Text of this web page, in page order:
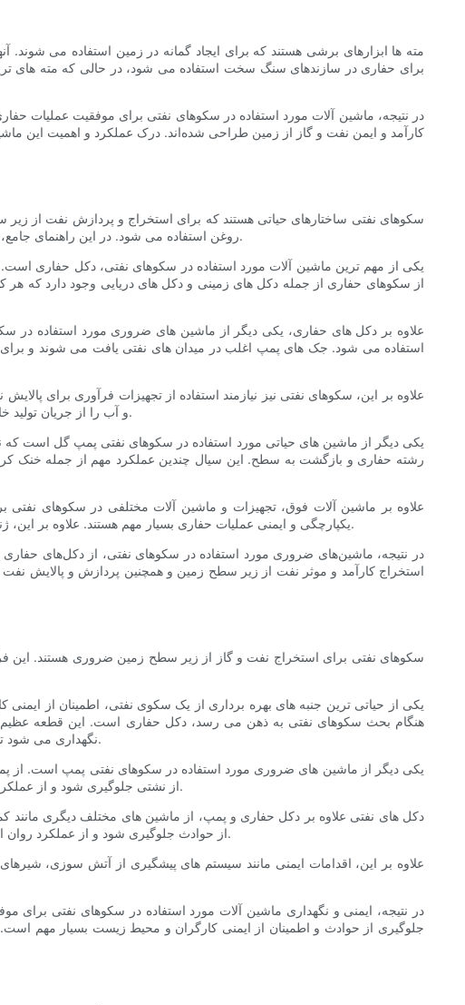
مته ها ابزارهای برشی هستند که برای ایجاد گمانه در زمین استفاده می
برای حفاری در سازندهای سنگ سخت استفاده می شود، در حالی که مته های
در نتیجه، ماشین آلات مورد استفاده در سکوهای نفتی برای موفقیت
کارآمد و ایمن نفت و گاز از زمین طراحی شده‌اند. درک عملکرد و اهمیت این
سکوهای نفتی ساختارهای حیاتی هستند که برای استخراج و پردازش نفت از
روغن استفاده می شود. در این راهنمای جامع، ماشین‌های ضروری مورد استفاده در سکوهای نفتی را بررسی می‌کنیم و عملکرد و اهمیت آنها را در فرآیند استخراج نفت برجسته می‌کنیم.
یکی از مهم ترین ماشین آلات مورد استفاده در سکوهای نفتی، دکل حفاری است.
از سکوهای حفاری از جمله دکل های زمینی و دکل های دریایی وجود دارد که هر
علاوه بر دکل های حفاری، یکی دیگر از ماشین های ضروری مورد استفاده در
استفاده می شود. جک های پمپ اغلب در میدان های نفتی یافت می شوند و برای
علاوه بر این، سکوهای نفتی نیز نیازمند استفاده از تجهیزات فرآوری برای
و آب را از جریان تولید خام جدا می کند. جداکننده ها برای اطمینان از خلوص و کیفیت نفت استخراج شده و همچنین پردازش کارآمد گاز طبیعی و آب ضروری هستند.
یکی دیگر از ماشین های حیاتی مورد استفاده در سکوهای نفتی پمپ گل است
رشته حفاری و بازگشت به سطح. این سیال چندین عملکرد مهم از جمله خنک
علاوه بر ماشین آلات فوق، تجهیزات و ماشین آلات مختلفی در سکوهای نفتی
یکپارچگی و ایمنی عملیات حفاری بسیار مهم هستند. علاوه بر این، ژنراتورهای برق، کمپرسورها و مخازن ذخیره سازی برای تامین انرژی و ظرفیت ذخیره سازی لازم برای عملیات سکوی نفتی ضروری هستند.
در نتیجه، ماشین‌های ضروری مورد استفاده در سکوهای نفتی، از دکل‌های
استخراج کارآمد و موثر نفت از زیر سطح زمین و همچنین پردازش و پالایش
سکوهای نفتی برای استخراج نفت و گاز از زیر سطح زمین ضروری هستند. این
یکی از حیاتی ترین جنبه های بهره برداری از یک سکوی نفتی، اطمینان از
هنگام بحث سکوهای نفتی به ذهن می رسد، دکل حفاری است. این قطعه عظیم
نگهداری می شود تا از حوادث و خرابی ها جلوگیری شود، حیاتی است. بازرسی و نگهداری منظم برای نگهداری دکل حفاری در شرایط مطلوب ضروری است.
یکی دیگر از ماشین های ضروری مورد استفاده در سکوهای نفتی پمپ است. از
از نشتی جلوگیری شود و از عملکرد کارآمد اطمینان حاصل شود. علاوه بر این، اقدامات ایمنی مناسب باید برای جلوگیری از حوادث مربوط به عملکرد پمپ وجود داشته باشد.
دکل های نفتی علاوه بر دکل حفاری و پمپ، از ماشین های مختلف دیگری مانند
از حوادث جلوگیری شود و از عملکرد روان اطمینان حاصل شود. بررسی های نگهداری منظم و بازرسی های ایمنی برای اطمینان از عملکرد ایمن و کارآمد این ماشین ها ضروری است.
علاوه بر این، اقدامات ایمنی مانند سیستم های پیشگیری از آتش سوزی،
در نتیجه، ایمنی و نگهداری ماشین آلات مورد استفاده در سکوهای نفتی
جلوگیری از حوادث و اطمینان از ایمنی کارگران و محیط زیست بسیار مهم است.